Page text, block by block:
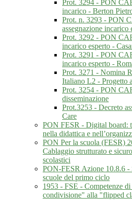
Prot. 3294 - PON
incarico - Berton
Prot. n. 3293 - PON
assegnazione
Prot. 3292 - PON
incarico esperto -
Prot. 3291 - PON
incarico esperto -
Prot. 3271 - Nomina
Italiano L2 - Progetto
Prot. 3254 - PON
disseminazione
Prot.3253 - Decreto
Care
PON FESR - Digital board:
nella didattica e
PON Per la scuola (FESR)
Cablaggio strutturato e
scolastici
PON-FESR Azione 10.8.6
scuole del primo ciclo
1953 - FSE - Competenze
condivisione" alla "flipped